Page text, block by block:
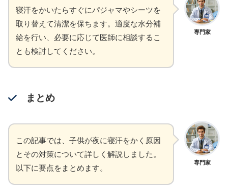
専門家
寝汗をかいたらすぐにパジャマやシーツを
取り替えて清潔を保ちます。適度な水分補
給を行い、必要に応じて医師に相談するこ
とも検討してください。
まとめ
専門家
この記事では、子供が夜に寝汗をかく原因
とその対策について詳しく解説しました。
以下に要点をまとめます。